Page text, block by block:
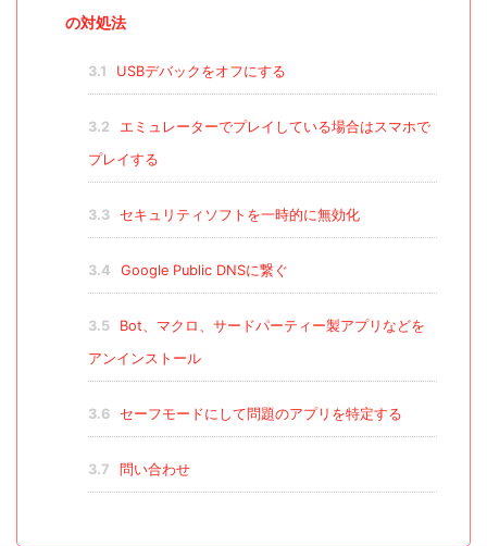
の対処法
3.1 USBデバックをオフにする
3.2
エミュレーターでプレイしている場合はスマホで
プレイする
3.3 セキュリティソフトを一時的に無効化
3.4 Google Public DNSに繋ぐ
3.5
Bot、マクロ、サードパーティー製アプリなどを
アンインストール
3.6 セーフモードにして問題のアプリを特定する
3.7 問い合わせ